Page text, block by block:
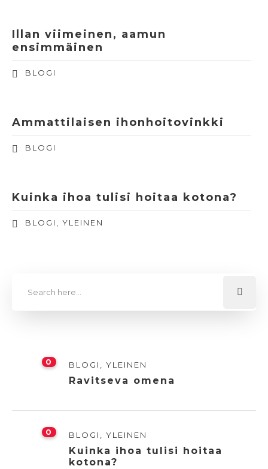
Illan viimeinen, aamun
ensimmäinen
BLOGI
Ammattilaisen ihonhoitovinkki
BLOGI
Kuinka ihoa tulisi hoitaa kotona?
BLOGI YLEINEN
0 BLOGI YLEINEN
Ravitseva omena
0 BLOGI YLEINEN
Kuinka ihoa tulisi hoitaa
kotona?